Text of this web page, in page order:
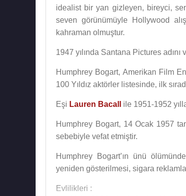
idealist bir yan gizleyen, bireyci,
seven görünümüyle Hollywood
kahraman olmuştur.
1947 yılında Santana Pictures
Humphrey Bogart, Amerikan Film
100 Yıldız aktörler listesinde, ilk
Eşi Lauren Bacall ile 1951-1952
Humphrey Bogart, 14 Ocak 1957
sebebiyle vefat etmiştir.
Humphrey Bogart’ın ünü
yeniden gösterilmesi, sigara
Evlilikleri :